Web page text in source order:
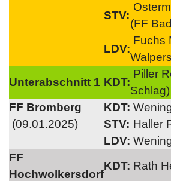
STV:
(FF
LDV:
Fuchs
Unterabschnitt 1 KDT:
Piller
Schlag)
FF Bromberg
KDT:
(09.01.2025)
STV: Haller
LDV:
FF
Hochwolkersdorf
KDT: Rath